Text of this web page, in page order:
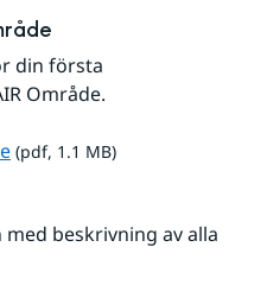
din första
Område.
pdf, 1.1 MB.
(pdf, 1.1 MB)
beskrivning av alla